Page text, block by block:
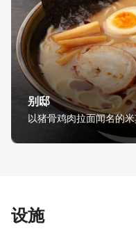
别邸
以猪骨鸡肉拉面闻名的
设施